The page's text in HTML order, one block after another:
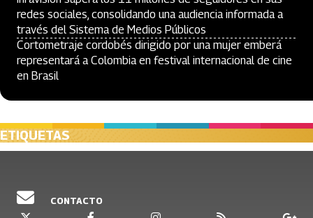
redes sociales, consolidando una audiencia informada a
través del Sistema de Medios Públicos
Cortometraje cordobés dirigido por una mujer emberá
representará a Colombia en festival internacional de cine
en Brasil
ETIQUETAS
CONTACTO